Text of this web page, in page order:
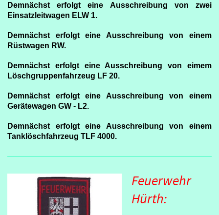
Demnächst erfolgt eine Ausschreibung von zwei
Einsatzleitwagen ELW 1.
Demnächst erfolgt eine Ausschreibung von einem
Rüstwagen RW.
Demnächst erfolgt eine Ausschreibung von eimem
Löschgruppenfahrzeug LF 20.
Demnächst erfolgt eine Ausschreibung von einem
Gerätewagen GW - L2.
Demnächst erfolgt eine Ausschreibung von einem
Tanklöschfahrzeug TLF 4000.
Feuerwehr
Hürth: